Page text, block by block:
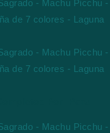
- Machu Picchu -
de 7 colores - Laguna
- Machu Picchu -
de 7 colores - Laguna
- Machu Picchu -